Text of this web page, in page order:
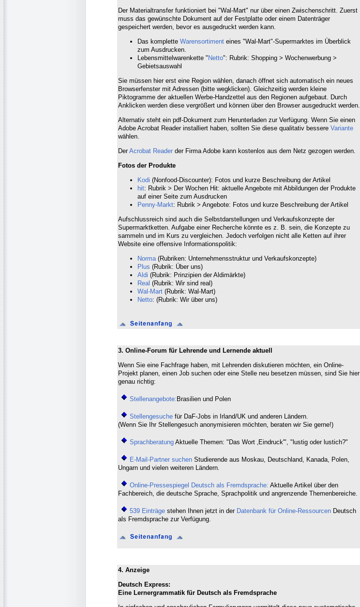
Der Materialtransfer funktioniert bei "Wal-Mart" nur über einen Zwischenschritt. Zuerst
muss das gewünschte Dokument auf der Festplatte oder einem Datenträger
gespeichert werden, bevor es ausgedruckt werden kann.
Das komplette Warensortiment eines "Wal-Mart"-Supermarktes im Überblick
zum Ausdrucken.
Lebensmittelwarenkette "Netto": Rubrik: Shopping > Wochenwerbung >
Gebietsauswahl
Sie müssen hier erst eine Region wählen, danach öffnet sich automatisch ein neues
Browserfenster mit Adressen (bitte wegklicken). Gleichzeitig werden kleine
Piktogramme der aktuellen Werbe-Handzettel aus den Regionen aufgebaut. Durch
Anklicken werden diese vergrößert und können über den Browser ausgedruckt werden.
Alternativ steht ein pdf-Dokument zum Herunterladen zur Verfügung. Wenn Sie einen
Adobe Acrobat Reader installiert haben, sollten Sie diese qualitativ bessere Variante
wählen.
DerAcrobat Reader der Firma Adobe kann kostenlos aus dem Netz gezogen werden.
Fotos der Produkte
Kodi (Nonfood-Discounter): Fotos und kurze Beschreibung der Artikel
hit: Rubrik > Der Wochen Hit: aktuelle Angebote mit Abbildungen der Produkte
auf einer Seite zum Ausdrucken
Penny-Markt: Rubrik > Angebote: Fotos und kurze Beschreibung der Artikel
Aufschlussreich sind auch die Selbstdarstellungen und Verkaufskonzepte der
Supermarktketten. Aufgabe einer Recherche könnte es z. B. sein, die Konzepte zu
sammeln und im Kurs zu vergleichen. Jedoch verfolgen nicht alle Ketten auf ihrer
Website eine offensive Informationspolitik:
Norma (Rubriken: Unternehmensstruktur und Verkaufskonzepte)
Plus (Rubrik: Über uns)
Aldi (Rubrik: Prinzipien der Aldimärkte)
Real (Rubrik: Wir sind real)
Wal-Mart (Rubrik: Wal-Mart)
Netto: (Rubrik: Wir über uns)
3. Online-Forum für Lehrende und Lernende aktuell
Wenn Sie eine Fachfrage haben, mit Lehrenden diskutieren möchten, ein Online-
Projekt planen, einen Job suchen oder eine Stelle neu besetzen müssen, sind Sie hier
genau richtig:
Stellenangebote:Brasilien und Polen
Stellengesuche für DaF-Jobs in Irland/UK und anderen Ländern.
(Wenn Sie Ihr Stellengesuch anonymisieren möchten, beraten wir Sie gerne!)
Sprachberatung Aktuelle Themen: "Das Wort ‚Eindruck'", "lustig oder lustich?"
E-Mail-Partner suchen Studierende aus Moskau, Deutschland, Kanada, Polen,
Ungarn und vielen weiteren Ländern.
Online-Pressespiegel Deutsch als Fremdsprache: Aktuelle Artikel über den
Fachbereich, die deutsche Sprache, Sprachpolitik und angrenzende Themenbereiche.
539 Einträge stehen Ihnen jetzt in der Datenbank für Online-Ressourcen Deutsch
als Fremdsprache zur Verfügung.
4. Anzeige
Deutsch Express:
Eine Lernergrammatik für Deutsch als Fremdsprache